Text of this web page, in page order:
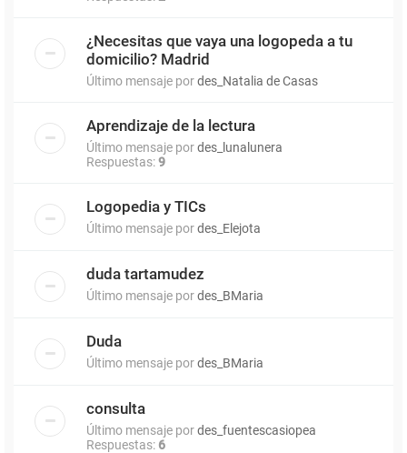
¿Necesitas que vaya una logopeda a tu
domicilio? Madrid
Último mensaje pordes_Natalia de Casas
Aprendizaje de la lectura
Último mensaje pordes_lunalunera
Respuestas:9
Logopedia y TICs
Último mensaje pordes_Elejota
duda tartamudez
Último mensaje pordes_BMaria
Duda
Último mensaje pordes_BMaria
consulta
Último mensaje pordes_fuentescasiopea
Respuestas: 6